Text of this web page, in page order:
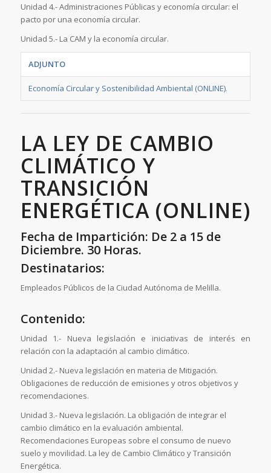
Unidad 4.- Administraciones Públicas y economía circular: el
pacto por una economía circular.
Unidad 5.- La CAM y la economía circular.
ADJUNTO
Economía Circular y Sostenibilidad Ambiental (ONLINE).
LA LEY DE CAMBIO
CLIMÁTICO Y
TRANSICIÓN
ENERGÉTICA (ONLINE)
Fecha de Impartición: De 2 a 15 de
Diciembre. 30 Horas.
Destinatarios:
Empleados Públicos de la Ciudad Autónoma de Melilla.
Contenido:
Unidad 1.- Nueva legislación e iniciativas de interés en
relación con la adaptación al cambio climático.
Unidad 2.- Nueva legislación en materia de Mitigación.
Obligaciones de reducción de emisiones y otros objetivos y
recomendaciones.
Unidad 3.- Nueva legislación. La obligación de integrar el
cambio climático en la evaluación ambiental.
Recomendaciones Europeas sobre el consumo de nuevo
suelo y movilidad. La ley de Cambio Climático y Transición
Energética.